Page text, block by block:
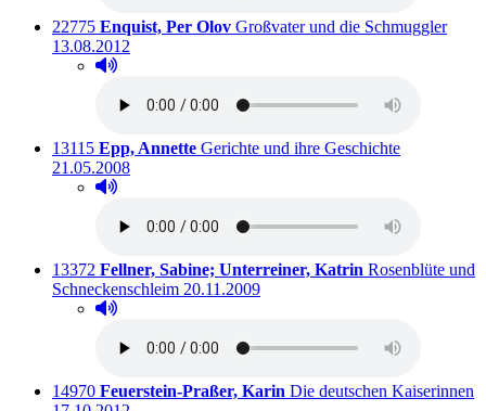
Titelnummer:
22775 von
Enquist, Per Olov: Großvater und die Schmuggler
13.08.2012
Hörprobe abspielen
Hörprobe von Großvater und die Schmuggler
Titelnummer:
13115 von
Epp, Annette: Gerichte und ihre GeschichteAusleihbar
21.05.2008
Hörprobe abspielen
Hörprobe von Gerichte und ihre Geschichte
Titelnummer:
13372 von
Fellner, Sabine; Unterreiner, Katrin Rosenblüte und
Schneckenschleim Ausleihbar seit dem
20.11.2009
Hörprobe abspielen
Hörprobe von Rosenblüte und Schneckenschleim
Titelnummer:
14970 von
Feuerstein-Praßer, Karin Die deutschen Kaiserinnen